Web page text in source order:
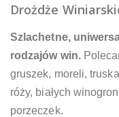
Drożdże
Szlachetne,
rodzajów win.
gruszek, moreli,
róży, białych
porzeczek.